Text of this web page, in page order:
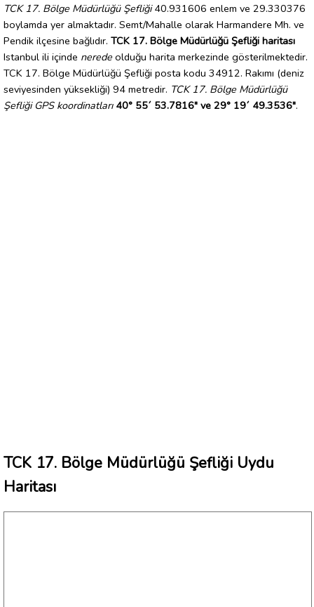
TCK 17. Bölge Müdürlüğü Şefliği40.931606 enlem ve 29.330376
boylamda yer almaktadır. Semt/Mahalle olarak Harmandere Mh. ve
Pendik ilçesine bağlıdır. TCK 17. Bölge Müdürlüğü Şefliği haritası
Istanbul ili içinde nerede olduğu harita merkezinde gösterilmektedir.
TCK 17. Bölge Müdürlüğü Şefliği posta kodu 34912. Rakımı (deniz
seviyesinden yüksekliği) 94 metredir. TCK 17. Bölge Müdürlüğü
Şefliği GPS koordinatları 40° 55´ 53.7816" ve 29° 19´ 49.3536".
TCK 17. Bölge Müdürlüğü Şefliği Uydu
Haritası